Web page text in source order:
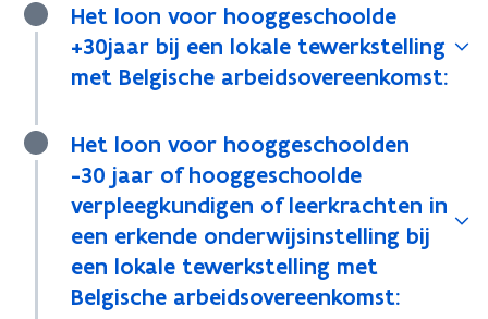
Het loon voor hooggeschoolde
+30jaar bij een lokale tewerkstelling
met Belgische arbeidsovereenkomst:
Het loon voor hooggeschoolden
-30 jaar of hooggeschoolde
verpleegkundigen of leerkrachten in
een erkende onderwijsinstelling bij
een lokale tewerkstelling met
Belgische arbeidsovereenkomst: